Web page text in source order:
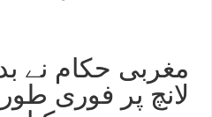
مغربی حکام نے
لانچ پر فوری